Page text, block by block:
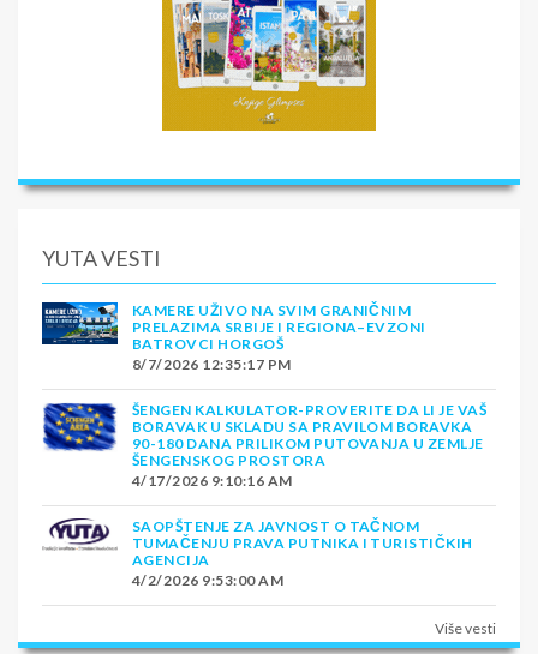
YUTA VESTI
KAMERE UŽIVO NA SVIM GRANIČNIM
PRELAZIMA SRBIJE I REGIONA–EVZONI
BATROVCI HORGOŠ
8/7/2026 12:35:17 PM
ŠENGEN KALKULATOR-PROVERITE DA LI JE VAŠ
BORAVAK U SKLADU SA PRAVILOM BORAVKA
90-180 DANA PRILIKOM PUTOVANJA U ZEMLJE
ŠENGENSKOG PROSTORA
4/17/2026 9:10:16 AM
SAOPŠTENJE ZA JAVNOST O TAČNOM
TUMAČENJU PRAVA PUTNIKA I TURISTIČKIH
AGENCIJA
4/2/2026 9:53:00 AM
Više vesti